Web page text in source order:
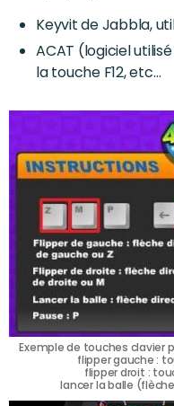
Keyvit de Jabbla,
ACAT (logiciel
la touche F12, etc…
Exemple de touches clavier
flipper gauche :
flipper droit :
lancer la balle